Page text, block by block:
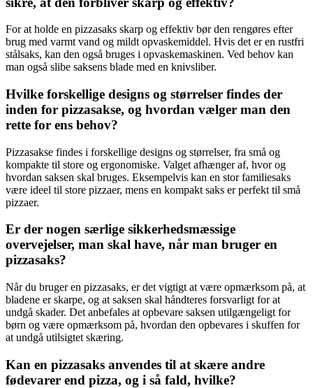
For at holde en pizzasaks skarp og effektiv bør den rengøres efter
brug med varmt vand og mildt opvaskemiddel. Hvis det er en rustfri
stålsaks, kan den også bruges i opvaskemaskinen. Ved behov kan
man også slibe saksens blade med en knivsliber.
Hvilke forskellige designs og størrelser findes der
inden for pizzasakse, og hvordan vælger man den
rette for ens behov?
Pizzasakse findes i forskellige designs og størrelser, fra små og
kompakte til store og ergonomiske. Valget afhænger af, hvor og
hvordan saksen skal bruges. Eksempelvis kan en stor familiesaks
være ideel til store pizzaer, mens en kompakt saks er perfekt til små
pizzaer.
Er der nogen særlige sikkerhedsmæssige
overvejelser, man skal have, når man bruger en
pizzasaks?
Når du bruger en pizzasaks, er det vigtigt at være opmærksom på, at
bladene er skarpe, og at saksen skal håndteres forsvarligt for at
undgå skader. Det anbefales at opbevare saksen utilgængeligt for
børn og være opmærksom på, hvordan den opbevares i skuffen for
at undgå utilsigtet skæring.
Kan en pizzasaks anvendes til at skære andre
fødevarer end pizza, og i så fald, hvilke?